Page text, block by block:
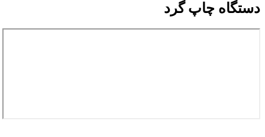
دستگاه چاپ گرد